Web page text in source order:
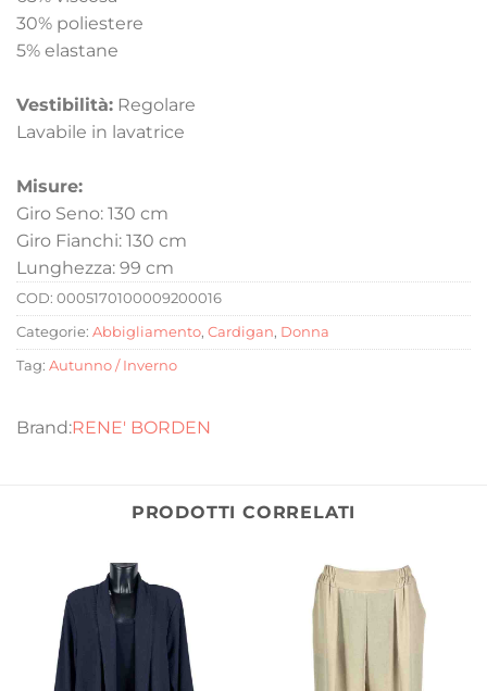
30% poliestere
5% elastane
Vestibilità: Regolare
Lavabile in lavatrice
Misure:
Giro Seno: 130 cm
Giro Fianchi: 130 cm
Lunghezza: 99 cm
COD: 0005170100009200016
Categorie: Abbigliamento, Cardigan, Donna
Tag: Autunno / Inverno
RENE' BORDEN
PRODOTTI CORRELATI